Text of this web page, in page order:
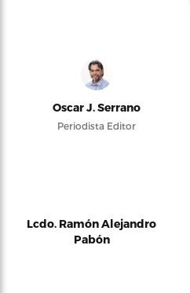
Oscar J. Serrano
Periodista Editor
Lcdo. Ramón Alejandro
Pabón